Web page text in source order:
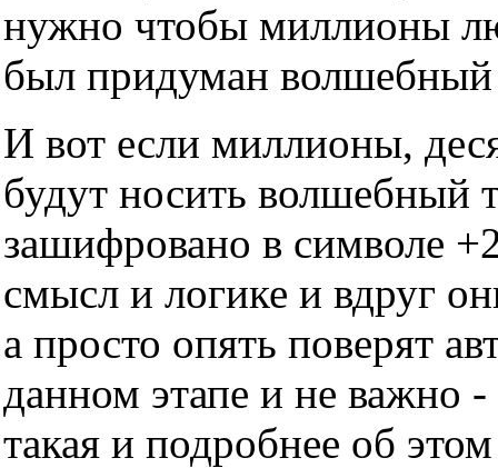
нужно чтобы миллионы
был придуман волшебный
И вот если миллионы,
будут носить волшебный
зашифровано в символе
смысл и логике и вдруг
а просто опять поверят
данном этапе и не важно
такая и подробнее об